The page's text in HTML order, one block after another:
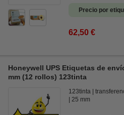
Precio por etiqu
62,50 €
Honeywell UPS Etiquetas de
mm (12 rollos) 123tinta
123tinta
25 mm